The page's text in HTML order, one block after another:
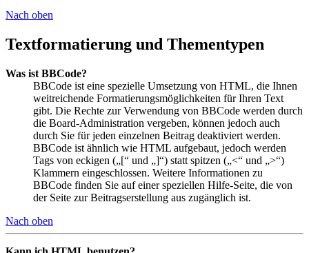
Nach oben
Textformatierung und Thementypen
Was ist BBCode?
BBCode ist eine spezielle Umsetzung von HTML, die Ihnen
weitreichende Formatierungsmöglichkeiten für Ihren Text
gibt. Die Rechte zur Verwendung von BBCode werden durch
die Board-Administration vergeben, können jedoch auch
durch Sie für jeden einzelnen Beitrag deaktiviert werden.
BBCode ist ähnlich wie HTML aufgebaut, jedoch werden
Tags von eckigen („[“ und „]“) statt spitzen („<“ und „>“)
Klammern eingeschlossen. Weitere Informationen zu
BBCode finden Sie auf einer speziellen Hilfe-Seite, die von
der Seite zur Beitragserstellung aus zugänglich ist.
Nach oben